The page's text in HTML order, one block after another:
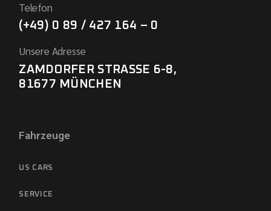
Telefon
(+49) 0 89 / 427 164 – 0
Unsere Adresse
ZAMDORFER STRASSE 6-8,
81677 MÜNCHEN
Fahrzeuge
US CARS
SERVICE